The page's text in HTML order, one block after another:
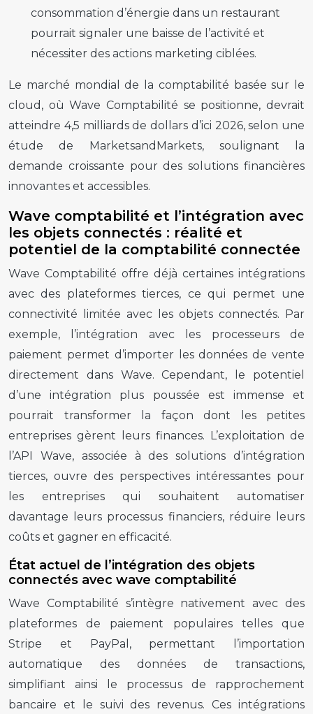
consommation d’énergie dans un restaurant
pourrait signaler une baisse de l’activité et
nécessiter des actions marketing ciblées.
Le marché mondial de la comptabilité basée sur le
cloud, où Wave Comptabilité se positionne, devrait
atteindre 4,5 milliards de dollars d’ici 2026, selon une
étude de MarketsandMarkets, soulignant la
demande croissante pour des solutions financières
innovantes et accessibles.
Wave comptabilité et l’intégration avec
les objets connectés : réalité et
potentiel de la comptabilité connectée
Wave Comptabilité offre déjà certaines intégrations
avec des plateformes tierces, ce qui permet une
connectivité limitée avec les objets connectés. Par
exemple, l’intégration avec les processeurs de
paiement permet d’importer les données de vente
directement dans Wave. Cependant, le potentiel
d’une intégration plus poussée est immense et
pourrait transformer la façon dont les petites
entreprises gèrent leurs finances. L’exploitation de
l’API Wave, associée à des solutions d’intégration
tierces, ouvre des perspectives intéressantes pour
les entreprises qui souhaitent automatiser
davantage leurs processus financiers, réduire leurs
coûts et gagner en efficacité.
État actuel de l’intégration des objets
connectés avec wave comptabilité
Wave Comptabilité s’intègre nativement avec des
plateformes de paiement populaires telles que
Stripe et PayPal, permettant l’importation
automatique des données de transactions,
simplifiant ainsi le processus de rapprochement
bancaire et le suivi des revenus. Ces intégrations